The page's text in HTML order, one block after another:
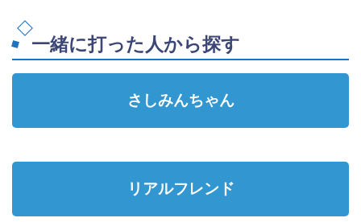
一緒に打った人から探す
さしみんちゃん
リアルフレンド